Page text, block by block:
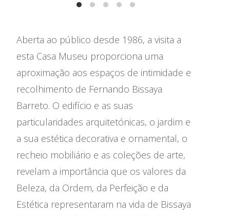
Aberta ao público desde 1986, a visita a
esta Casa Museu proporciona uma
aproximação aos espaços de intimidade e
recolhimento de Fernando Bissaya
Barreto. O edifício e as suas
particularidades arquitetónicas, o jardim e
a sua estética decorativa e ornamental, o
recheio mobiliário e as coleções de arte,
revelam a importância que os valores da
Beleza, da Ordem, da Perfeição e da
Estética representaram na vida de Bissaya